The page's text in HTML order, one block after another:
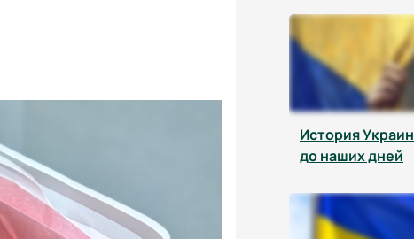
История
до наших дней